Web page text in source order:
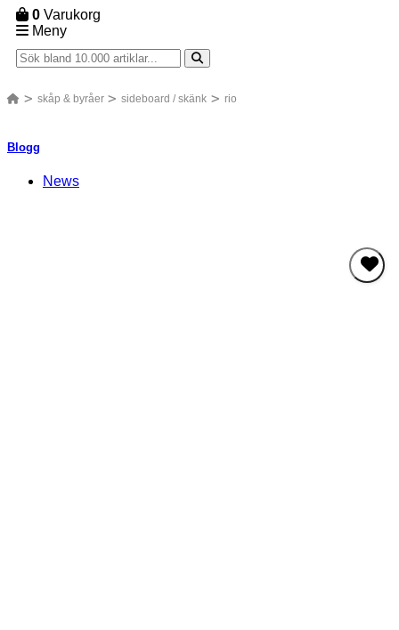
0 Varukorg
Meny
skåp & byråer sideboard / skänk rio
Blogg
News